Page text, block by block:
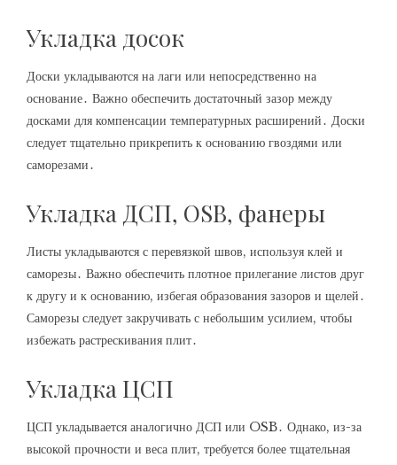
Укладка досок
Доски укладываются на лаги или непосредственно на
основание․ Важно обеспечить достаточный зазор между
досками для компенсации температурных расширений․ Доски
следует тщательно прикрепить к основанию гвоздями или
саморезами․
Укладка ДСП, OSB, фанеры
Листы укладываются с перевязкой швов, используя клей и
саморезы․ Важно обеспечить плотное прилегание листов друг
к другу и к основанию, избегая образования зазоров и щелей․
Саморезы следует закручивать с небольшим усилием, чтобы
избежать растрескивания плит․
Укладка ЦСП
ЦСП укладывается аналогично ДСП или OSB․ Однако, из-за
высокой прочности и веса плит, требуется более тщательная